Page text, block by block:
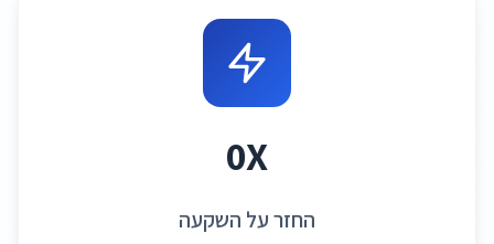
0X
החזר על השקעה